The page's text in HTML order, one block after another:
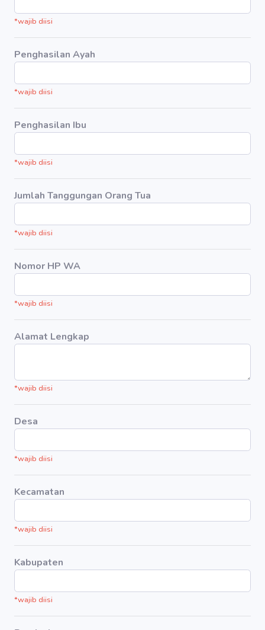
*wajib diisi
Penghasilan Ayah
*wajib diisi
Penghasilan Ibu
*wajib diisi
Jumlah Tanggungan Orang Tua
*wajib diisi
Nomor HP WA
*wajib diisi
Alamat Lengkap
*wajib diisi
Desa
*wajib diisi
Kecamatan
*wajib diisi
Kabupaten
*wajib diisi